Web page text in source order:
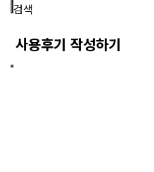
검색
사용후기 작성하기